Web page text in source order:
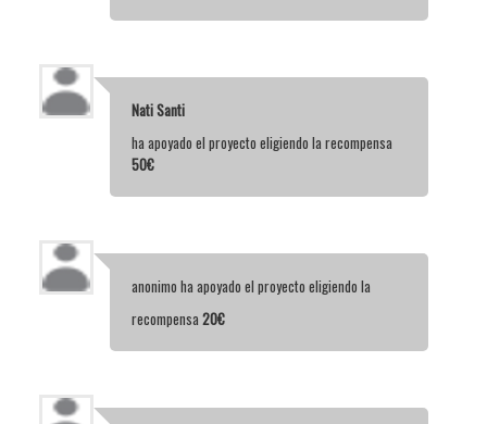
Nati Santi
ha apoyado el proyecto eligiendo la recompensa
50€
anonimo ha apoyado el proyecto eligiendo la
recompensa 20€